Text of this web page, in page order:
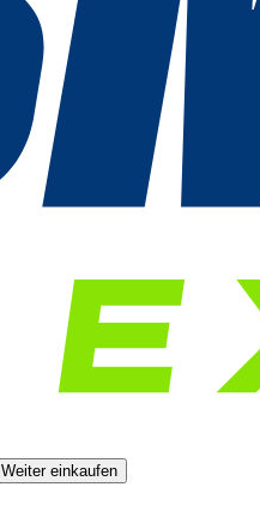
Weiter einkaufen